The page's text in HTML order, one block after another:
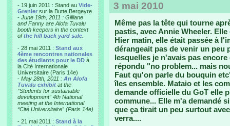
- 19 juin 2011 : Stand au Vide-
Grenier sur la Butte Bergeyre
- June 19th, 2011 : Gilliane
and Fanny are Alofa Tuvalu
booth keepers in the context
ofthe hill back yard sale
- 28 mai 2011 : Stand aux
4ème rencontres nationales
des étudiants pour le DD à
la Cité Internationale
Universitaire (Paris 14e)
- May 28th, 2011 : An Alofa
Tuvalu exhibit at the
“Students for sustainable
development” 4th National
meeting at the International
“Cité Universitaire” (Paris 14e)
- 21 mai 2011 : Stand à la
3 mai 2010
Même pas la tête qui tourne
pastis, avec Annie Wheeler.
Hier matin, elle était passée à
dérangeait pas de venir un peu
lesquelles je n'avais pas
répondu "no problem... mais
Faut qu'on parle du bouquin
îles ensemble. Mataio et les
demande officielle du GoT elle
commune... Elle m'a demandé
que ça tirait un peu surtout
verra....